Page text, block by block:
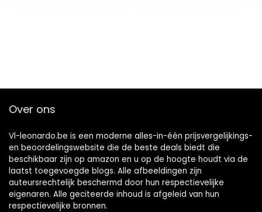
Over ons
Vl-leonardo.be is een moderne alles-in-één prijsvergelijkings-
en beoordelingswebsite die de beste deals biedt die
beschikbaar zijn op amazon en u op de hoogte houdt via de
laatst toegevoegde blogs. Alle afbeeldingen zijn
auteursrechtelijk beschermd door hun respectievelijke
eigenaren. Alle geciteerde inhoud is afgeleid van hun
respectievelijke bronnen.